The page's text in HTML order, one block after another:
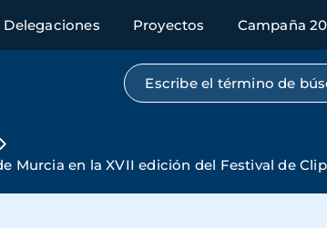
Delegaciones Proyectos Campaña
Búsqueda por texto
Murcia en la XVII edición del Festival de